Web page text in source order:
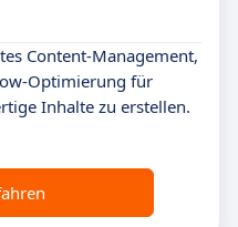
Content-Management,
Optimierung für
Inhalte zu erstellen.